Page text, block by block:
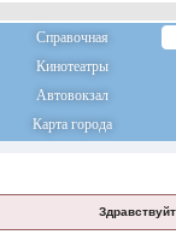
Справочная
Кинотеатры
Автовокзал
Карта города